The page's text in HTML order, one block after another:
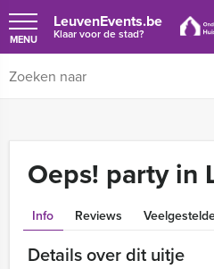
LeuvenEvents.be
Klaar voor de stad?
MENU
Oeps! party in
Info Reviews
Details over dit uitje